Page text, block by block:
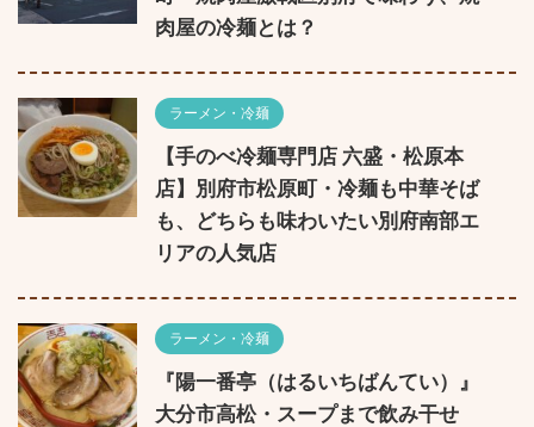
肉屋の冷麺とは？
ラーメン・冷麺
【手のべ冷麺専門店 六盛・松原本
店】別府市松原町・冷麺も中華そば
も、どちらも味わいたい別府南部エ
リアの人気店
ラーメン・冷麺
『陽一番亭（はるいちばんてい）』
大分市高松・スープまで飲み干せ